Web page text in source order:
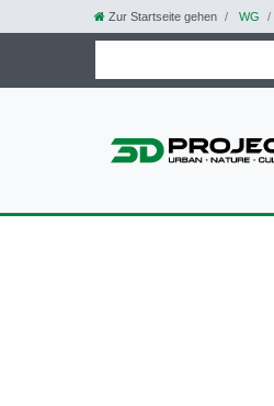
Zur Startseite gehen WG